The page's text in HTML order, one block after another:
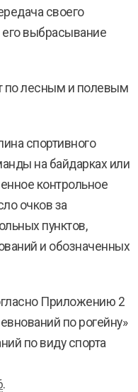
своего
выбрасывание
по лесным и полевым
спортивного
на байдарках или
контрольное
очков за
пунктов,
и обозначенных
Приложению 2
по рогейну»
по виду спорта
.